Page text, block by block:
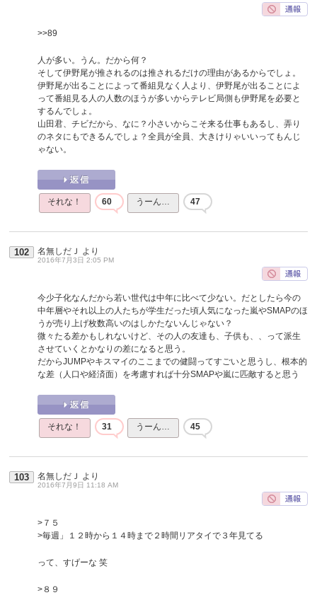
>>89
人が多い。うん。だから何？
そして伊野尾が推されるのは推されるだけの理由があるからでしょ。
伊野尾が出ることによって番組見なく人より、伊野尾が出ることによ
って番組見る人の人数のほうが多いからテレビ局側も伊野尾を必要と
するんでしょ。
山田君、チビだから、なに？小さいからこそ来る仕事もあるし、弄り
のネタにもできるんでしょ？全員が全員、大きけりゃいいってもんじ
ゃない。
それな！ 60 うーん… 47
102 名無しだＪ より
2016年7月3日 2:05 PM
今少子化なんだから若い世代は中年に比べて少ない。だとしたら今の
中年層やそれ以上の人たちが学生だった頃人気になった嵐やSMAPのほ
うが売り上げ枚数高いのはしかたないんじゃない？
微々たる差かもしれないけど、その人の友達も、子供も、、って派生
させていくとかなりの差になると思う。
だからJUMPやキスマイのここまでの健闘ってすごいと思うし、根本的
な差（人口や経済面）を考慮すれば十分SMAPや嵐に匹敵すると思う
それな！ 31 うーん… 45
103 名無しだＪ より
2016年7月9日 11:18 AM
>７５
>毎週」１２時から１４時まで２時間リアタイで３年見てる
って、すげーな 笑
>８９